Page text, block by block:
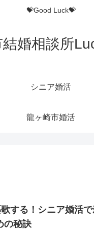
💝Good Luck💝
婚相談所
シニア婚活
龍ヶ崎市婚活
する！シニア婚活
の秘訣